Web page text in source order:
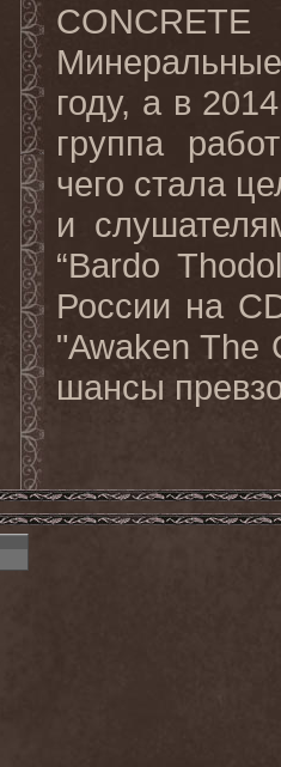
году, а в
группа
чего стала
и
“Bardo
России на
"Awaken The
шансы